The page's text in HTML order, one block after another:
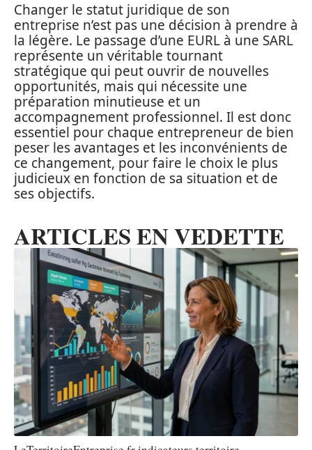
Changer le statut juridique de son
entreprise n’est pas une décision à prendre à
la légère. Le passage d’une EURL à une SARL
représente un véritable tournant
stratégique qui peut ouvrir de nouvelles
opportunités, mais qui nécessite une
préparation minutieuse et un
accompagnement professionnel. Il est donc
essentiel pour chaque entrepreneur de bien
peser les avantages et les inconvénients de
ce changement, pour faire le choix le plus
judicieux en fonction de sa situation et de
ses objectifs.
ARTICLES EN VEDETTE